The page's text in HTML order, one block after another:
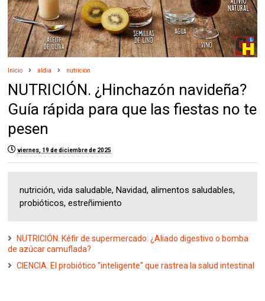
Inicio aldia nutricion
NUTRICIÓN. ¿Hinchazón navideña?
Guía rápida para que las fiestas no te
pesen
viernes, 19 de diciembre de 2025
nutrición, vida saludable, Navidad, alimentos saludables,
probióticos, estreñimiento
NUTRICIÓN. Kéfir de supermercado: ¿Aliado digestivo o bomba
de azúcar camuflada?
CIENCIA. El probiótico "inteligente" que rastrea la salud intestinal